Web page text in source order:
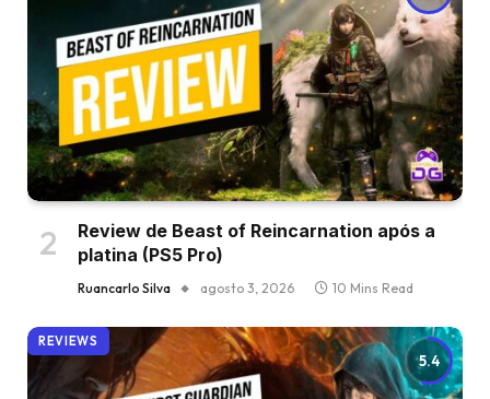
Review de Beast of Reincarnation após a
platina (PS5 Pro)
Ruancarlo Silva agosto 3, 2026 10 Mins Read
5.4
REVIEWS